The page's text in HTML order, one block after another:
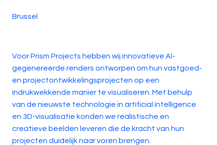
Brussel
Voor Prism Projects hebben wij innovatieve AI-
gegenereerde renders ontworpen om hun vastgoed-
en projectontwikkelingsprojecten op een
indrukwekkende manier te visualiseren. Met behulp
van de nieuwste technologie in artificial intelligence
en 3D-visualisatie konden we realistische en
creatieve beelden leveren die de kracht van hun
projecten duidelijk naar voren brengen.